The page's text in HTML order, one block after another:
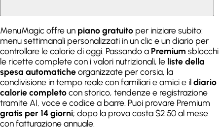
MenuMagic offre un piano gratuito per iniziare subito:
menu settimanali personalizzati in un clic e un diario per
controllare le calorie di oggi. Passando a Premium sblocchi
le ricette complete con i valori nutrizionali, le liste della
spesa automaticheorganizzate per corsia, la
condivisione in tempo reale con familiari e amici e ildiario
calorie completocon storico, tendenze e registrazione
tramite AI, voce e codice a barre. Puoi provare Premium
gratis per 14 giorni; dopo la prova costa $2.50 al mese
con fatturazione annuale.